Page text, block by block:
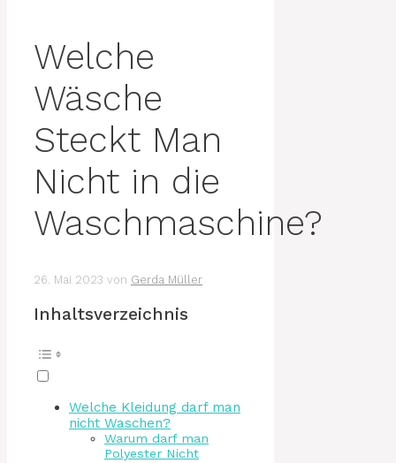
Welche
Wäsche
Steckt Man
Nicht in die
Waschmaschine?
26. Mai 2023 von Gerda Müller
Inhaltsverzeichnis
Welche Kleidung darf man
nicht Waschen?
Warum darf man
Polyester Nicht